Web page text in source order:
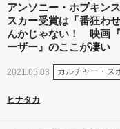
アンソニー・ホプキン
スカー受賞は「番狂わ
んかじゃない！ 映画
ーザー』のここが凄い
2021.05.03 カルチャー・ス
ヒナタカ